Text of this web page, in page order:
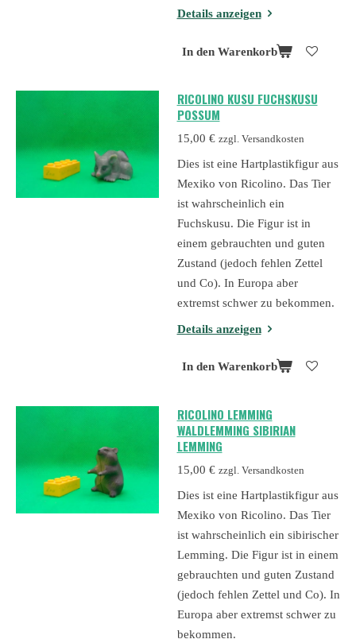
Details anzeigen
In den Warenkorb
RICOLINO KUSU FUCHSKUSU
POSSUM
15,00 € zzgl. Versandkosten
Dies ist eine Hartplastikfigur aus
Mexiko von Ricolino. Das Tier
ist wahrscheinlich ein
Fuchskusu. Die Figur ist in
einem gebrauchten und guten
Zustand (jedoch fehlen Zettel
und Co). In Europa aber
extremst schwer zu bekommen.
Details anzeigen
In den Warenkorb
RICOLINO LEMMING
WALDLEMMING SIBIRIAN
LEMMING
15,00 € zzgl. Versandkosten
Dies ist eine Hartplastikfigur aus
Mexiko von Ricolino. Das Tier
ist wahrscheinlich ein sibirischer
Lemming. Die Figur ist in einem
gebrauchten und guten Zustand
(jedoch fehlen Zettel und Co). In
Europa aber extremst schwer zu
bekommen.